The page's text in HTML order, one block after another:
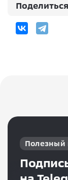
Полезный